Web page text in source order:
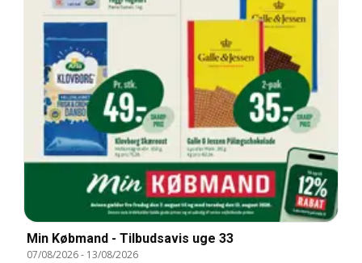
Min Købmand - Tilbudsavis uge 33
07/08/2026- 13/08/2026